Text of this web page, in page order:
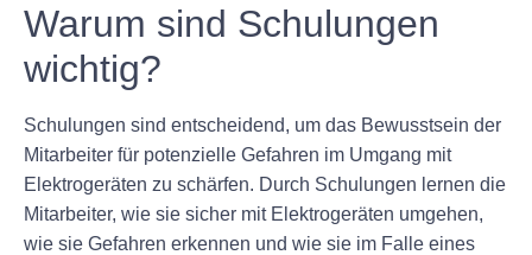
Warum sind Schulungen
wichtig?
Schulungen sind entscheidend, um das Bewusstsein der
Mitarbeiter für potenzielle Gefahren im Umgang mit
Elektrogeräten zu schärfen. Durch Schulungen lernen die
Mitarbeiter, wie sie sicher mit Elektrogeräten umgehen,
wie sie Gefahren erkennen und wie sie im Falle eines